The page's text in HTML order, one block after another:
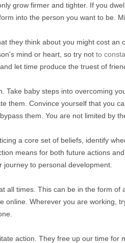
grow firmer and tighter. If you
into the person you want to be.
they think about you might cost an
mind or heart, so try not to
let time produce the truest of
Take baby steps into overcoming
them. Convince yourself that you
them. You are not limited by
a core set of beliefs, identify
means for both future actions
to personal development.
all times. This can be in the form of
online. Wherever you are working,
action. They free up our time for